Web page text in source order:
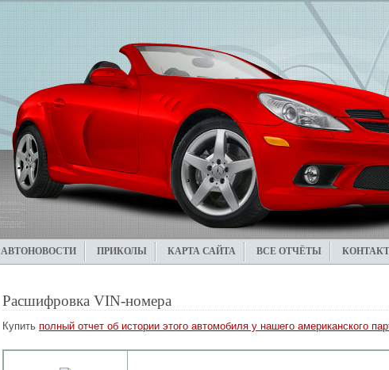
АВТОНОВОСТИ ПРИКОЛЫ КАРТА САЙТА ВСЕ ОТЧЁТЫ
Расшифровка VIN-номера
Купить полный отчет об истории этого автомобиля у нашего американского